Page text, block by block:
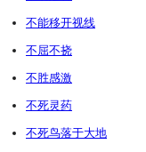
不能移开视线
不屈不挠
不胜感激
不死灵药
不死鸟落于大地